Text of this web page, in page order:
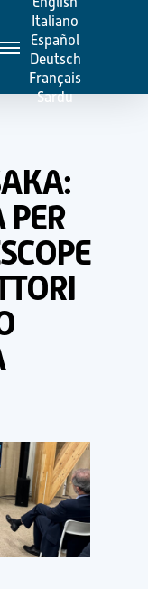
Menu
Italiano
Español
Deutsch
Français
Sardu